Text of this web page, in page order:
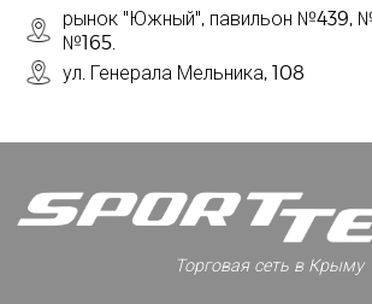
рынок "Южный", павильон №439,
№165.
ул. Генерала Мельника, 108
Торговая сеть в Крыму